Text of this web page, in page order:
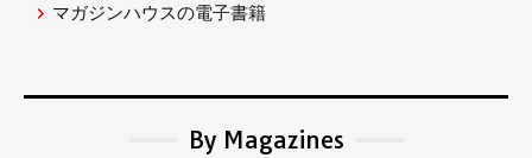
マガジンハウスの電子書籍
By Magazines